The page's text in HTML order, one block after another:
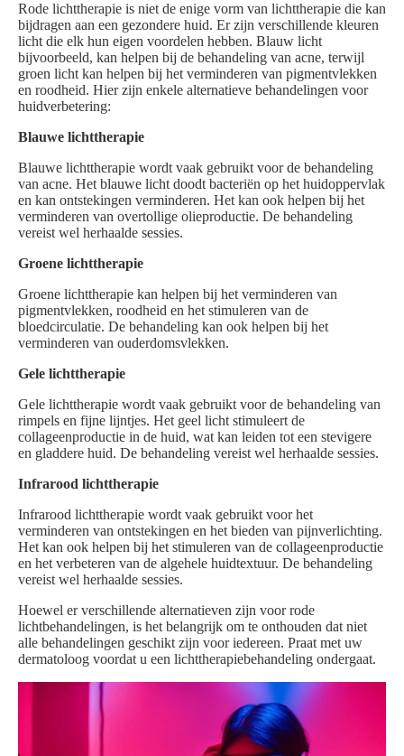
Rode lichttherapie is niet de enige vorm van lichttherapie die kan
bijdragen aan een gezondere huid. Er zijn verschillende kleuren
licht die elk hun eigen voordelen hebben. Blauw licht
bijvoorbeeld, kan helpen bij de behandeling van acne, terwijl
groen licht kan helpen bij het verminderen van pigmentvlekken
en roodheid. Hier zijn enkele alternatieve behandelingen voor
huidverbetering:
Blauwe lichttherapie
Blauwe lichttherapie wordt vaak gebruikt voor de behandeling
van acne. Het blauwe licht doodt bacteriën op het huidoppervlak
en kan ontstekingen verminderen. Het kan ook helpen bij het
verminderen van overtollige olieproductie. De behandeling
vereist wel herhaalde sessies.
Groene lichttherapie
Groene lichttherapie kan helpen bij het verminderen van
pigmentvlekken, roodheid en het stimuleren van de
bloedcirculatie. De behandeling kan ook helpen bij het
verminderen van ouderdomsvlekken.
Gele lichttherapie
Gele lichttherapie wordt vaak gebruikt voor de behandeling van
rimpels en fijne lijntjes. Het geel licht stimuleert de
collageenproductie in de huid, wat kan leiden tot een stevigere
en gladdere huid. De behandeling vereist wel herhaalde sessies.
Infrarood lichttherapie
Infrarood lichttherapie wordt vaak gebruikt voor het
verminderen van ontstekingen en het bieden van pijnverlichting.
Het kan ook helpen bij het stimuleren van de collageenproductie
en het verbeteren van de algehele huidtextuur. De behandeling
vereist wel herhaalde sessies.
Hoewel er verschillende alternatieven zijn voor rode
lichtbehandelingen, is het belangrijk om te onthouden dat niet
alle behandelingen geschikt zijn voor iedereen. Praat met uw
dermatoloog voordat u een lichttherapiebehandeling ondergaat.